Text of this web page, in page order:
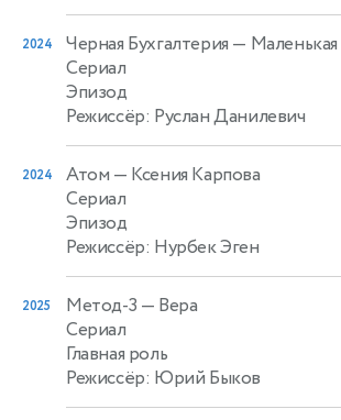
2024 Черная Бухгалтерия —
Сериал
Эпизод
Режиссёр: Руслан Данилевич
2024 Атом — Ксения Карпова
Сериал
Эпизод
Режиссёр: Нурбек Эген
2025 Метод-3 — Вера
Сериал
Главная роль
Режиссёр: Юрий Быков